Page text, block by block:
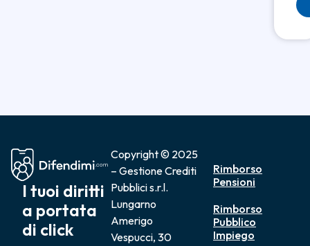
I tuoi diritti
a portata
di click
Copyright © 2025
– Gestione Crediti
Pubblici s.r.l.
Lungarno
Amerigo
Vespucci, 30
Rimborso
Pensioni
Rimborso
Pubblico
Impiego